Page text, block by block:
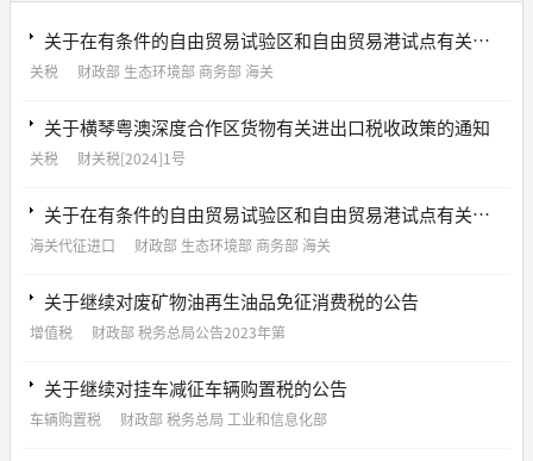
关于在有条件的自由贸易试验区和自由贸易港试点有关进口税收政策措施的公告
关税 财政部 生态环境部 商务部 海关
关于横琴粤澳深度合作区货物有关进出口税收政策的通知
关税 财关税[2024]1号
关于在有条件的自由贸易试验区和自由贸易港试点有关进口税收政策措施的公告
海关代征进口 财政部 生态环境部 商务部 海关
关于继续对废矿物油再生油品免征消费税的公告
增值税 财政部 税务总局公告2023年第
关于继续对挂车减征车辆购置税的公告
车辆购置税 财政部 税务总局 工业和信息化部